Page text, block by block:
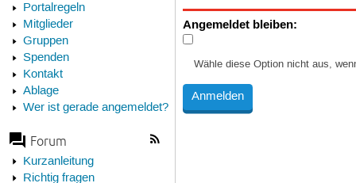
Portalregeln
Mitglieder
Gruppen
Spenden
Kontakt
Ablage
Wer ist gerade angemeldet?
Forum
Kurzanleitung
Richtig fragen
Angemeldet bleiben:
Wähle diese Option nicht aus,